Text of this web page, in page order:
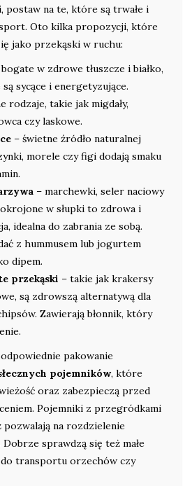
postaw na te, które są trwałe i
Oto kilka propozycji, które
jako przekąski w ruchu:
bogate w zdrowe tłuszcze i białko,
są sycące i energetyzujące.
rodzaje, takie jak migdały,
czy laskowe.
– świetne źródło naturalnej
morele czy figi dodają smaku
– marchewki, seler naciowy
w słupki to zdrowa i
idealna do zabrania ze sobą.
z hummusem lub jogurtem
dipem.
przekąski – takie jak krakersy
są zdrowszą alternatywą dla
Zawierają błonnik, który
pakowanie
pojemników, które
oraz zabezpieczą przed
Pojemniki z przegródkami
pozwalają na rozdzielenie
Dobrze sprawdzą się też małe
transportu orzechów czy